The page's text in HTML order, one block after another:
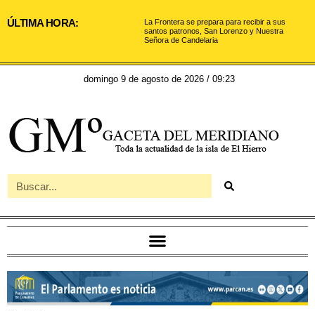
ÚLTIMA HORA:
La Frontera se prepara para recibir a sus
santos patronos, San Lorenzo y Nuestra
Señora de Candelaria
domingo 9 de agosto de 2026 / 09:23